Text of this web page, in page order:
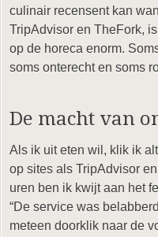
culinair recensent kan
TripAdvisor en TheFork,
op de horeca enorm.
soms onterecht en soms
De macht van
Als ik uit eten wil, klik ik
op sites als TripAdvisor
uren ben ik kwijt aan het
“De service was
meteen doorklik naar de